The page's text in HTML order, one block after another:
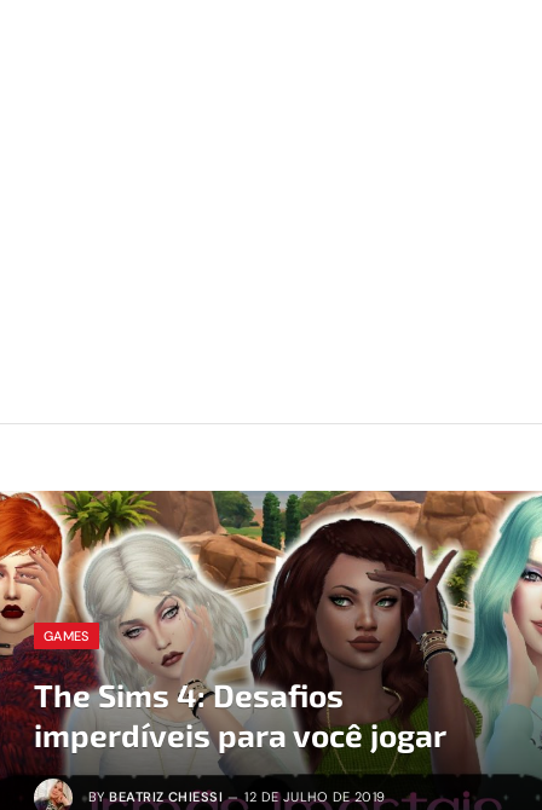
GAMES
The Sims 4: Desafios
imperdíveis para você jogar
BY BEATRIZ CHIESSI 12 DE JULHO DE 2019